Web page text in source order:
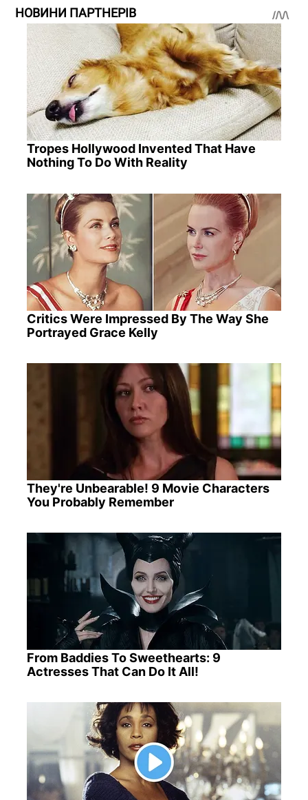
НОВИНИ ПАРТНЕРІВ
Tropes Hollywood Invented That Have
Nothing To Do With Reality
Critics Were Impressed By The Way She
Portrayed Grace Kelly
They're Unbearable! 9 Movie Characters
You Probably Remember
From Baddies To Sweethearts: 9
Actresses That Can Do It All!